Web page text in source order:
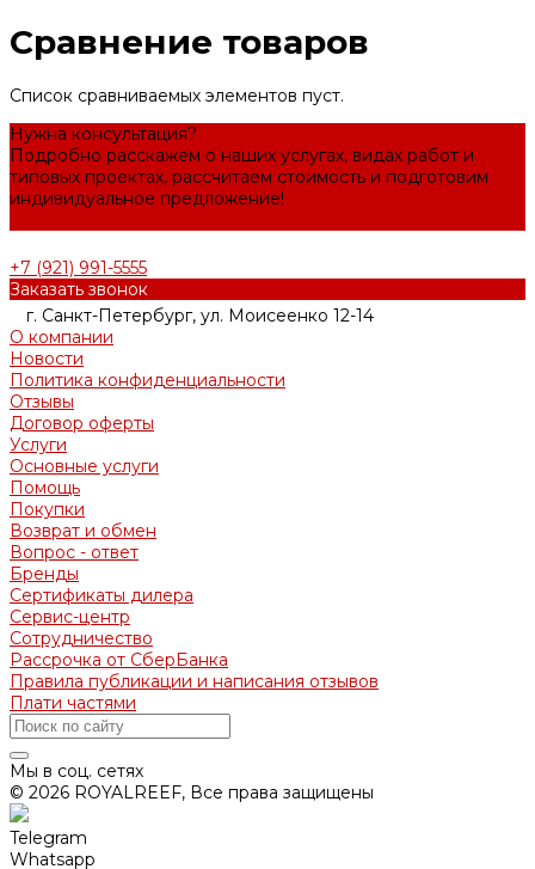
Сравнение товаров
Список сравниваемых элементов пуст.
Нужна консультация?
Подробно расскажем о наших услугах, видах работ и
типовых проектах, рассчитаем стоимость и подготовим
индивидуальное предложение!
+7 (921) 991-5555
Заказать звонок
г. Санкт-Петербург, ул. Моисеенко 12-14
О компании
Новости
Политика конфиденциальности
Отзывы
Договор оферты
Услуги
Основные услуги
Помощь
Покупки
Возврат и обмен
Вопрос - ответ
Бренды
Сертификаты дилера
Сервис-центр
Сотрудничество
Рассрочка от СберБанка
Правила публикации и написания отзывов
Плати частями
Мы в соц. сетях
© 2026 ROYALREEF, Все права защищены
Telegram
Whatsapp